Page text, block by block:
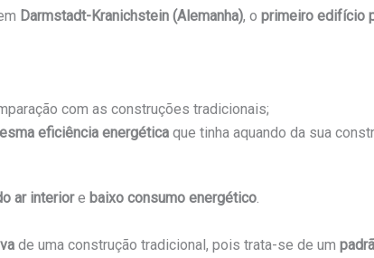
Darmstadt-Kranichstein (Alemanha), o primeiro edifício
com as construções tradicionais;
eficiência energética que tinha aquando da sua
ar interiore baixo consumo energético.
de uma construção tradicional, pois trata-se de um